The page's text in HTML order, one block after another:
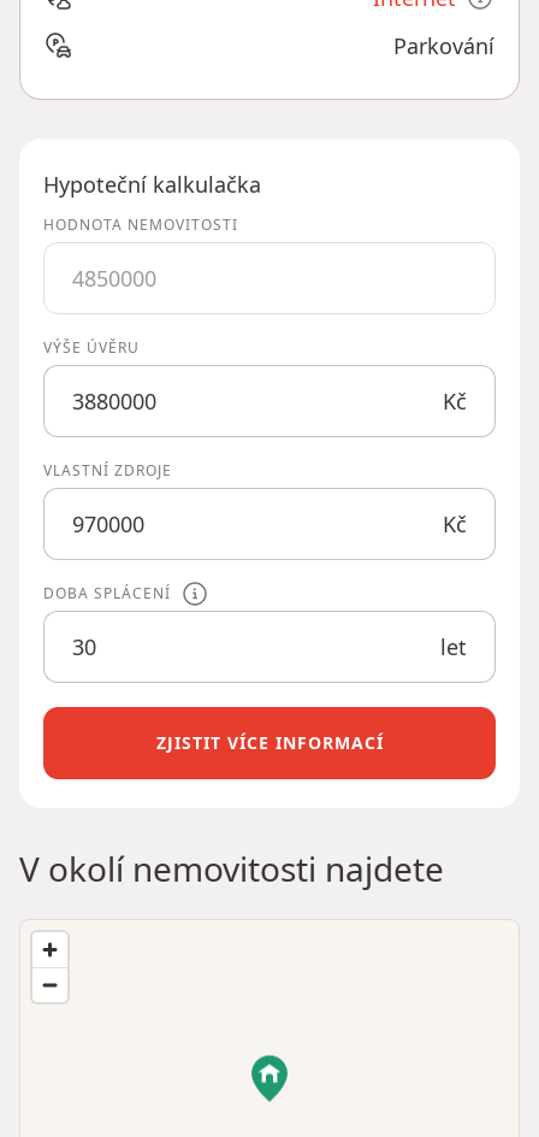
Parkování
Hypoteční kalkulačka
HODNOTA NEMOVITOSTI
VÝŠE ÚVĚRU
Kč
VLASTNÍ ZDROJE
Kč
DOBA SPLÁCENÍ
let
ZJISTIT VÍCE INFORMACÍ
V okolí nemovitosti najdete